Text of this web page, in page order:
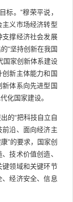
。”穆荣平说，
义市场经济转型
支撑经济社会发展
“坚持创新在我国
国家创新体系建设
新主体能力和国
体系向先进型国
化国家建设。
的“把科技自立自
沿、面向经济主
”的要求，国家创
技术价值创造、
键领域和关键环节
经济安全、信息